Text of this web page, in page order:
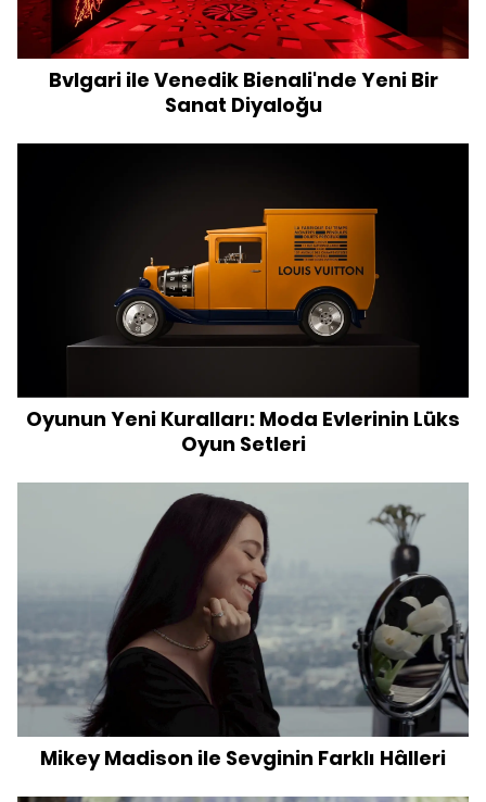
Bvlgari ile Venedik Bienali'nde Yeni Bir
Sanat Diyaloğu
Oyunun Yeni Kuralları: Moda Evlerinin Lüks
Oyun Setleri
Mikey Madison ile Sevginin Farklı Hâlleri